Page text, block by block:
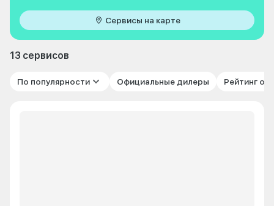
Сервисы на карте
13 сервисов
По популярности Официальные дилеры Рейтинг